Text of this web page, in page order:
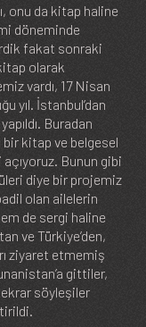
onu da kitap haline
döneminde
fakat sonraki
olarak
vardı, 17 Nisan
yıl. İstanbul’dan
Buradan
bir kitap ve belgesel
Bunun gibi
diye bir projemiz
olan ailelerin
de sergi haline
ve Türkiye’den,
ziyaret etmemiş
gittiler,
söyleşiler